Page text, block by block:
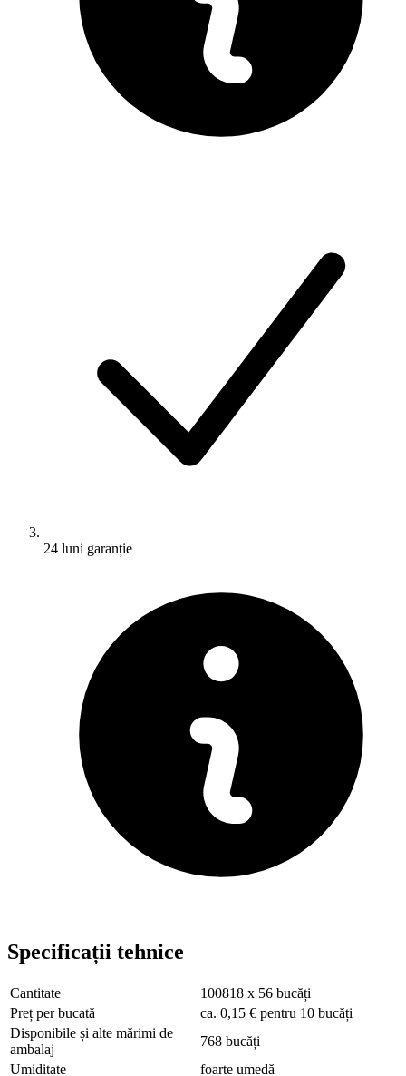
24 luni garanție
Specificații tehnice
Cantitate
100818 x 56 bucăți
Preț per bucată
ca. 0,15 € pentru 10 bucăți
Disponibile și alte mărimi de
ambalaj
768 bucăți
Umiditate
foarte umedă